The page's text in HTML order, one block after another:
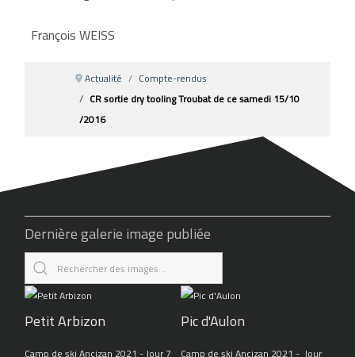
François WEISS
Actualité
Compte-rendus
CR sortie dry tooling Troubat de ce samedi 15/10
/2016
Dernière galerie image publiée
Petit Arbizon
Camp de ski Ancizan 2021 - Jour 7
Pic d'Aulon
Camp de ski Ancizan 2021 - Jour